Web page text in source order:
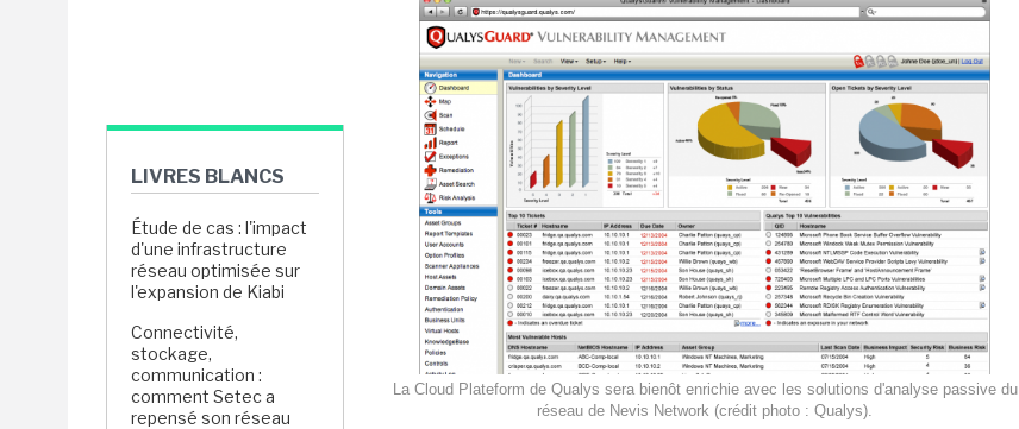
LIVRES BLANCS
Étude de cas : l'impact
d'une infrastructure
réseau optimisée sur
l'expansion de Kiabi
Connectivité,
stockage,
communication :
comment Setec a
repensé son réseau
La Cloud Plateform de Qualys sera bienôt enrichie avec les solutions d'analyse passive du
réseau de Nevis Network (crédit photo : Qualys).